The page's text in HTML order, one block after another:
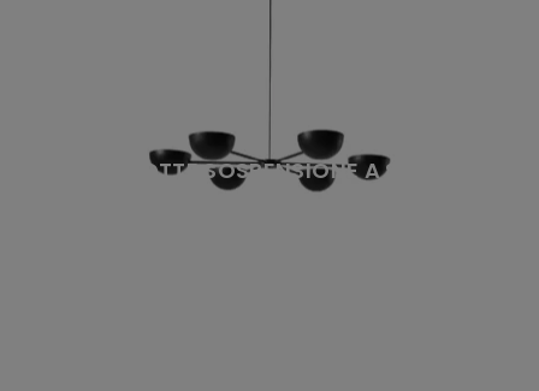
CHARLOTTE SOSPENSIONE A SEI LUCI